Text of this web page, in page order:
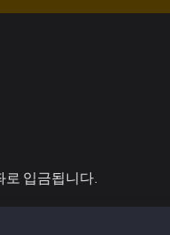
로 입금됩니다.